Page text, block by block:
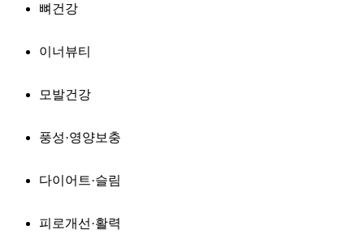
뼈건강
이너뷰티
모발건강
풍성·영양보충
다이어트·슬림
피로개선·활력